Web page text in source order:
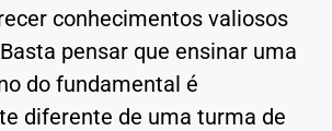
conhecimentos valiosos
pensar que ensinar uma
do fundamental é
diferente de uma turma de